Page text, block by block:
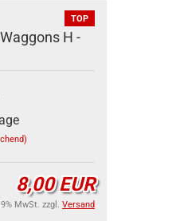
TOP
H -
8,00 EUR
MwSt. zzgl. Versand